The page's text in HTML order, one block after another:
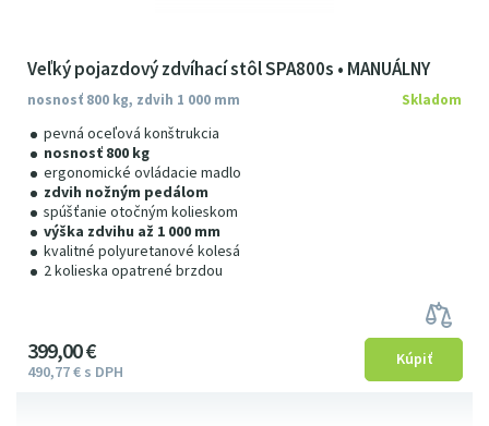
Veľký pojazdový zdvíhací stôl SPA800s • MANUÁLNY
nosnosť 800 kg, zdvih 1 000 mm
pevná oceľová konštrukcia
nosnosť 800 kg
ergonomické ovládacie madlo
zdvih nožným pedálom
spúšťanie otočným kolieskom
výška zdvihu až 1 000 mm
kvalitné polyuretanové kolesá
2 kolieska opatrené brzdou
Skladom
399 00€
490 77€ s DPH